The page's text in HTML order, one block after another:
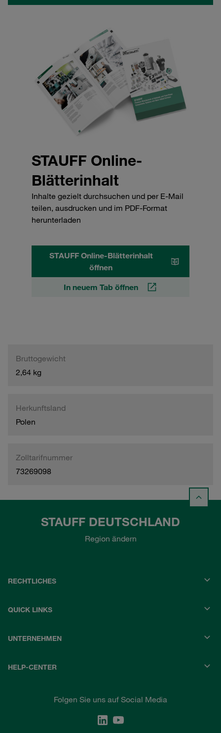
STAUFF Online-
Blätterinhalt
Inhalte gezielt durchsuchen und per E-Mail
teilen, ausdrucken und im PDF-Format
herunterladen
STAUFF Online-Blätterinhalt
öffnen
In neuem Tab öffnen
Bruttogewicht
2,64 kg
Herkunftsland
Polen
Zolltarifnummer
73269098
STAUFF DEUTSCHLAND
Region ändern
RECHTLICHES
QUICK LINKS
UNTERNEHMEN
HELP-CENTER
Folgen Sie uns auf Social Media